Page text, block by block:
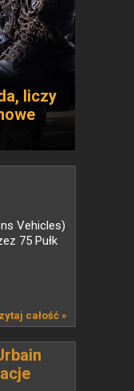
liczy
Vehicles)
75 Pułk
całość »